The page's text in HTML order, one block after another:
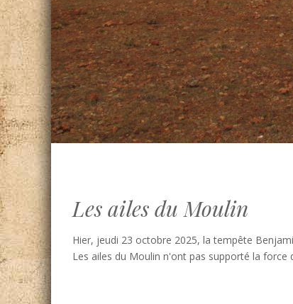
Les ailes du Moulin
Hier, jeudi 23 octobre 2025, la tempête
Les ailes du Moulin n'ont pas supporté la force